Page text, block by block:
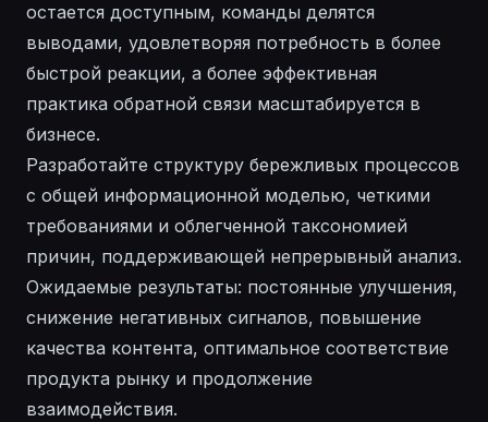
остается доступным, команды делятся
выводами, удовлетворяя потребность в более
быстрой реакции, а более эффективная
практика обратной связи масштабируется в
бизнесе.
Разработайте структуру бережливых процессов
с общей информационной моделью, четкими
требованиями и облегченной таксономией
причин, поддерживающей непрерывный анализ.
Ожидаемые результаты: постоянные улучшения,
снижение негативных сигналов, повышение
качества контента, оптимальное соответствие
продукта рынку и продолжение
взаимодействия.